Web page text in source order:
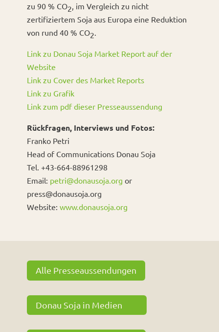
zu 90 % CO2 , im Vergleich zu nicht
zertifiziertem Soja aus Europa eine Reduktion
von rund 40 % CO2
Link zu Donau Soja Market Report auf der
Website
Link zu Cover des Market Reports
Link zu Grafik
Link zum pdf dieser Presseaussendung
Rückfragen, Interviews und Fotos:
Franko Petri
Head of Communications Donau Soja
Tel. +43-664-88961298
Email: petri@donausoja.org or
press@donausoja.org
Website: www.donausoja.org
Alle Presseaussendungen
Donau Soja in Medien